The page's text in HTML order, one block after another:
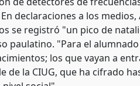
declaraciones a los
se registró "un pico de
paulatino. "Para el
los que vayan a
de la CIUG, que ha cifrado